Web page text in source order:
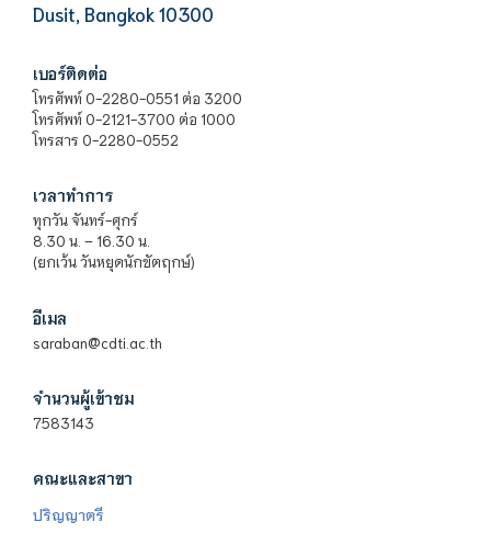
Dusit, Bangkok 10300
เบอร์ติดต่อ
โทรศัพท์ 0-2280-0551 ต่อ 3200
โทรศัพท์ 0-2121-3700 ต่อ 1000
โทรสาร 0-2280-0552
เวลาทำการ
ทุกวัน จันทร์-ศุกร์
8.30 น. – 16.30 น.
(ยกเว้น วันหยุดนักขัตฤกษ์)
อีเมล
saraban@cdti.ac.th
จำนวนผู้เข้าชม
7583143
คณะและสาขา
ปริญญาตรี